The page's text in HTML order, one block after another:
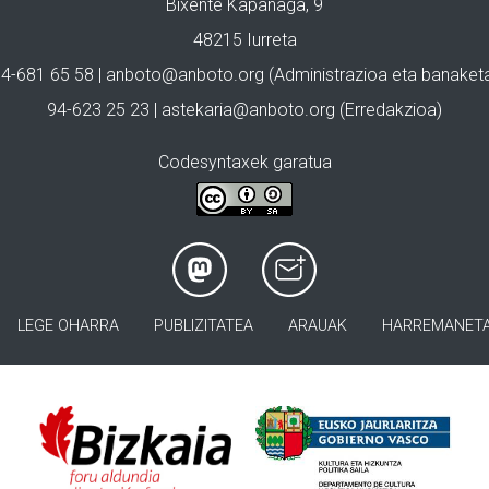
Bixente Kapanaga, 9
48215 Iurreta
681 65 58 | anboto@anboto.org (Administrazioa eta
94-623 25 23 | astekaria@anboto.org (Erredakzioa)
Codesyntaxek garatua
LEGE OHARRA PUBLIZITATEA ARAUAK